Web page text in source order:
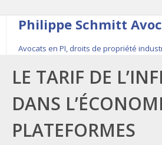
Philippe Schmitt
Avocats en PI, droits de propriété
54
Contact
Le fondateur
LE TARIF DE
DANS
PLATEFORMES